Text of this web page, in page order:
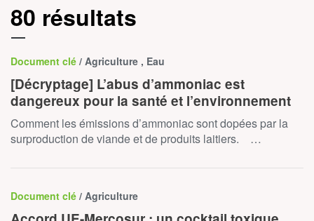
80 résultats
Document clé / Agriculture , Eau
[Décryptage] L’abus d’ammoniac est
dangereux pour la santé et l’environnement
Comment les émissions d’ammoniac sont dopées par la
surproduction de viande et de produits laitiers. …
Document clé / Agriculture